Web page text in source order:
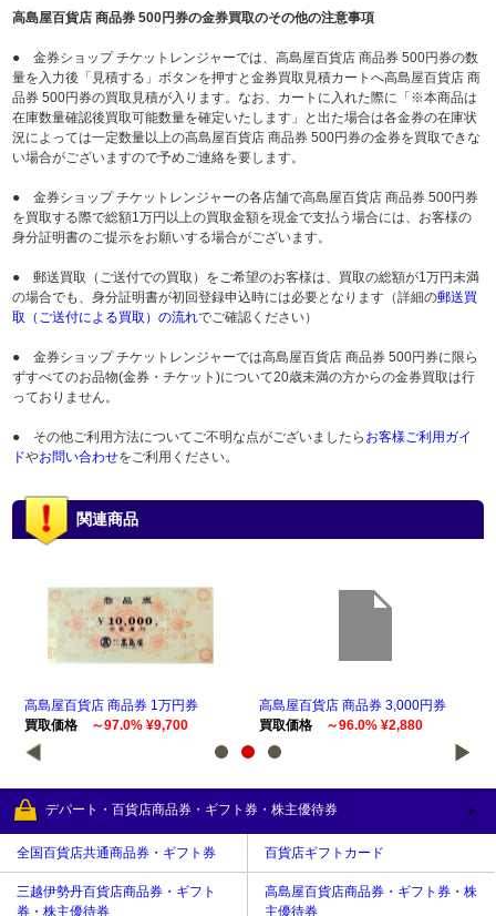
高島屋百貨店 商品券 500円券の金券買取のその他の注意事項
● 金券ショップ チケットレンジャーでは、高島屋百貨店 商品券 500円券の数
量を入力後「見積する」ボタンを押すと金券買取見積カートへ高島屋百貨店 商
品券 500円券の買取見積が入ります。なお、カートに入れた際に「※本商品は
在庫数量確認後買取可能数量を確定いたします」と出た場合は各金券の在庫状
況によっては一定数量以上の高島屋百貨店 商品券 500円券の金券を買取できな
い場合がございますので予めご連絡を要します。
● 金券ショップ チケットレンジャーの各店舗で高島屋百貨店 商品券 500円券
を買取する際で総額1万円以上の買取金額を現金で支払う場合には、お客様の
身分証明書のご提示をお願いする場合がございます。
● 郵送買取（ご送付での買取）をご希望のお客様は、買取の総額が1万円未満
の場合でも、身分証明書が初回登録申込時には必要となります（詳細の郵送買
取（ご送付による買取）の流れでご確認ください）
● 金券ショップ チケットレンジャーでは高島屋百貨店 商品券 500円券に限ら
ずすべてのお品物(金券・チケット)について20歳未満の方からの金券買取は行
っておりません。
● その他ご利用方法についてご不明な点がございましたら お客様ご利用ガイ
ドやお問い合わせをご利用ください。
関連商品
高島屋百貨店 商品券 1万円券
買取価格
～97.0% ¥9,700
高島屋百貨店 商品券 3,000円券
買取価格
～96.0% ¥2,880
デパート・百貨店商品券・ギフト券・株主優待券
全国百貨店共通商品券・ギフト券 百貨店ギフトカード
三越伊勢丹百貨店商品券・ギフト
券・株主優待券
高島屋百貨店商品券・ギフト券・株
主優待券